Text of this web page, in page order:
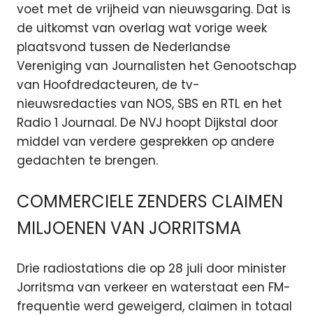
voet met de vrijheid van nieuwsgaring. Dat is
de uitkomst van overlag wat vorige week
plaatsvond tussen de Nederlandse
Vereniging van Journalisten het Genootschap
van Hoofdredacteuren, de tv-
nieuwsredacties van NOS, SBS en RTL en het
Radio 1 Journaal. De NVJ hoopt Dijkstal door
middel van verdere gesprekken op andere
gedachten te brengen.
COMMERCIELE ZENDERS CLAIMEN
MILJOENEN VAN JORRITSMA
Drie radiostations die op 28 juli door minister
Jorritsma van verkeer en waterstaat een FM-
frequentie werd geweigerd, claimen in totaal